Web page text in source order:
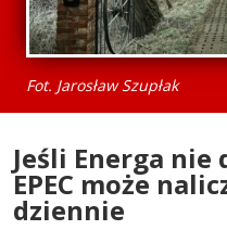
Fot. Jarosław Szupłak
Jeśli Energa
EPEC może
dziennie